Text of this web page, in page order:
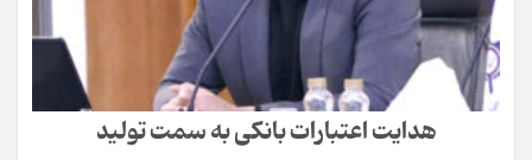
هدایت اعتبارات بانکی به سمت تولید